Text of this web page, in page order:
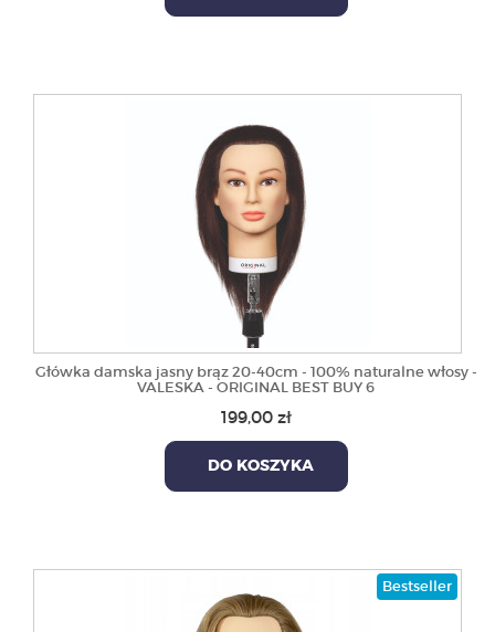
Główka damska jasny brąz 20-40cm - 100% naturalne włosy -
VALESKA - ORIGINAL BEST BUY 6
199,00 zł
DO KOSZYKA
Bestseller